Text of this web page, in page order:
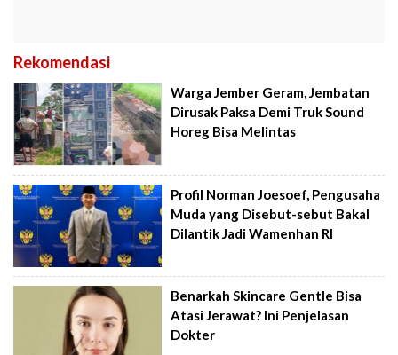
Rekomendasi
Warga Jember Geram, Jembatan
Dirusak Paksa Demi Truk Sound
Horeg Bisa Melintas
Profil Norman Joesoef, Pengusaha
Muda yang Disebut-sebut Bakal
Dilantik Jadi Wamenhan RI
Benarkah Skincare Gentle Bisa
Atasi Jerawat? Ini Penjelasan
Dokter